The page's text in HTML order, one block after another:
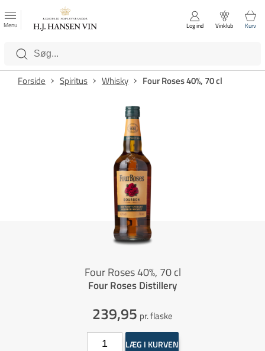
Luk
Kategorier
Menu Log ind Vinklub Kurv
Forside Spiritus Whisky Four Roses 40%, 70 cl
Four Roses 40%, 70 cl
Four Roses Distillery
239,95 pr. flaske
LÆG I KURVEN